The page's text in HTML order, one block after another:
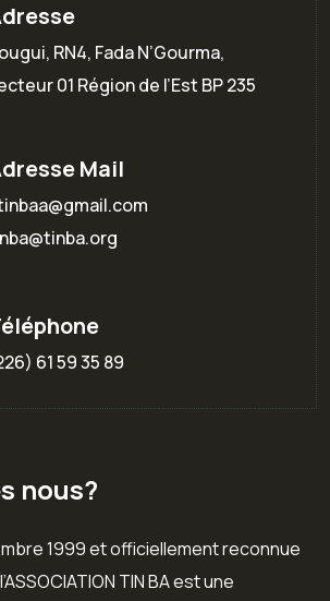
RN4, Fada N’Gourma,
01 Région de l’Est BP 235
Mail
61 59 35 89
nous?
1999 et officiellement reconnue
TIN BA est une